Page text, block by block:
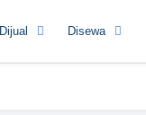
Dijual Disewa